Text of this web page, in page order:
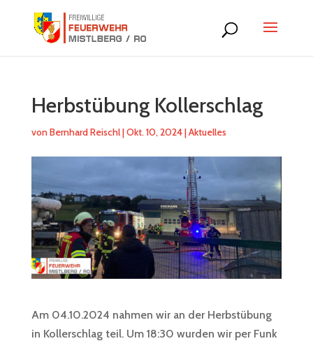
Herbstübung Kollerschlag
vonBernhard Reischl|Okt. 10, 2024|Aktuelles
Am 04.10.2024 nahmen wir an der Herbstübung
in Kollerschlag teil. Um 18:30 wurden wir per Funk